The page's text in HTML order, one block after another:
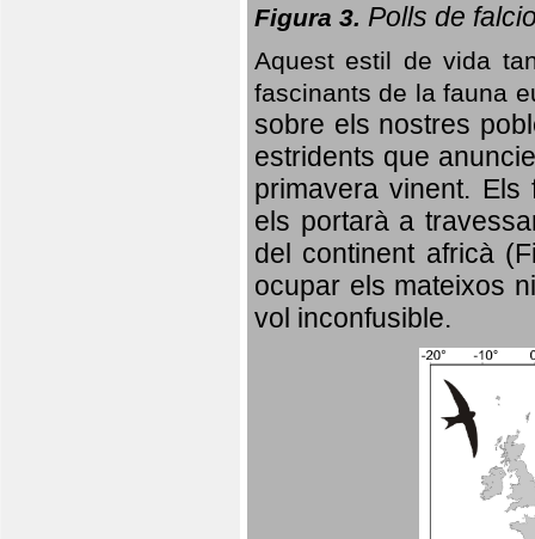
Figura 3. Polls de
Aquest estil de vida
fascinants de la fauna
sobre els nostres
estridents que
primavera vinent. Els
els portarà a
del continent africà
ocupar els mateixos
vol inconfusible.